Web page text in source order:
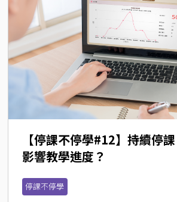
【停課不停學#12】持續停
影響教學進度？
停課不停學